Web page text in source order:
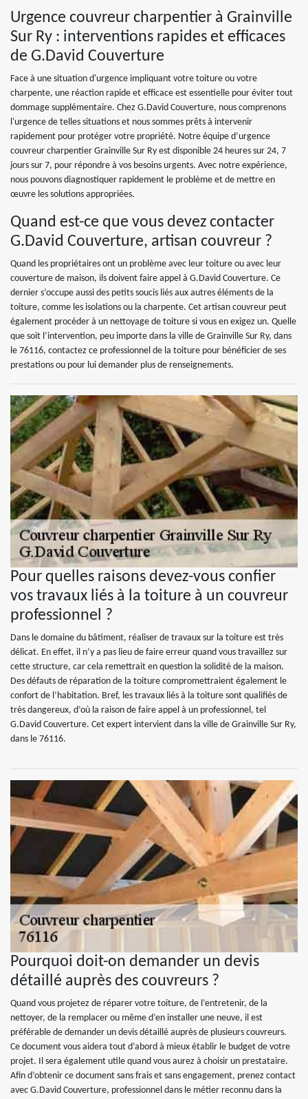
Urgence couvreur charpentier à Grainville
Sur Ry : interventions rapides et efficaces
de G.David Couverture
Face à une situation d'urgence impliquant votre toiture ou votre
charpente, une réaction rapide et efficace est essentielle pour éviter tout
dommage supplémentaire. Chez G.David Couverture, nous comprenons
l'urgence de telles situations et nous sommes prêts à intervenir
rapidement pour protéger votre propriété. Notre équipe d’urgence
couvreur charpentier Grainville Sur Ry est disponible 24 heures sur 24, 7
jours sur 7, pour répondre à vos besoins urgents. Avec notre expérience,
nous pouvons diagnostiquer rapidement le problème et de mettre en
œuvre les solutions appropriées.
Quand est-ce que vous devez contacter
G.David Couverture, artisan couvreur ?
Quand les propriétaires ont un problème avec leur toiture ou avec leur
couverture de maison, ils doivent faire appel à G.David Couverture. Ce
dernier s’occupe aussi des petits soucis liés aux autres éléments de la
toiture, comme les isolations ou la charpente. Cet artisan couvreur peut
également procéder à un nettoyage de toiture si vous en exigez un. Quelle
que soit l’intervention, peu importe dans la ville de Grainville Sur Ry, dans
le 76116, contactez ce professionnel de la toiture pour bénéficier de ses
prestations ou pour lui demander plus de renseignements.
Pour quelles raisons devez-vous confier
vos travaux liés à la toiture à un couvreur
professionnel ?
Dans le domaine du bâtiment, réaliser de travaux sur la toiture est très
délicat. En effet, il n’y a pas lieu de faire erreur quand vous travaillez sur
cette structure, car cela remettrait en question la solidité de la maison.
Des défauts de réparation de la toiture compromettraient également le
confort de l’habitation. Bref, les travaux liés à la toiture sont qualifiés de
très dangereux, d’où la raison de faire appel à un professionnel, tel
G.David Couverture. Cet expert intervient dans la ville de Grainville Sur Ry,
dans le 76116.
Pourquoi doit-on demander un devis
détaillé auprès des couvreurs ?
Quand vous projetez de réparer votre toiture, de l’entretenir, de la
nettoyer, de la remplacer ou même d’en installer une neuve, il est
préférable de demander un devis détaillé auprès de plusieurs couvreurs.
Ce document vous aidera tout d’abord à mieux établir le budget de votre
projet. Il sera également utile quand vous aurez à choisir un prestataire.
Afin d’obtenir ce document sans frais et sans engagement, prenez contact
avec G.David Couverture, professionnel dans le métier reconnu dans la